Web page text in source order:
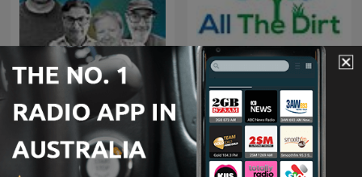
The Car Podcast with
Chris Harris & Friends
Sustainability and Food